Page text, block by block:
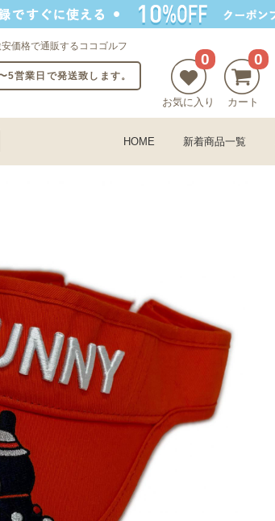
価格で通販するココゴルフ
5営業日で発送致します。
0
お気に入り
0
カート
HOME 新着商品一覧